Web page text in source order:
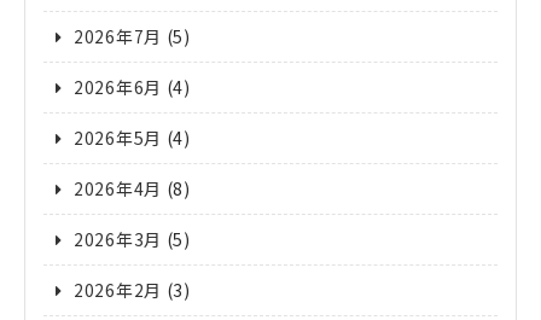
2026年7月 (5)
2026年6月 (4)
2026年5月 (4)
2026年4月 (8)
2026年3月 (5)
2026年2月 (3)